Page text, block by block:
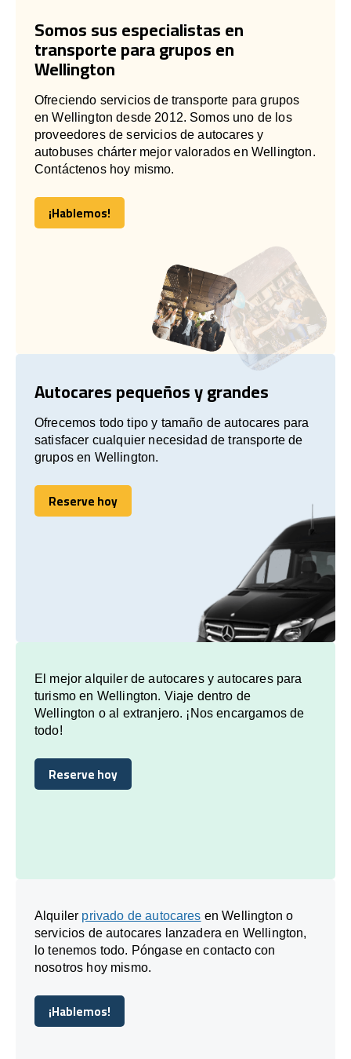
Somos sus especialistas en
transporte para grupos en
Wellington
Ofreciendo servicios de transporte para grupos
en Wellington desde 2012. Somos uno de los
proveedores de servicios de autocares y
autobuses chárter mejor valorados en Wellington.
Contáctenos hoy mismo.
¡Hablemos!
¡Hablemos!
Autocares pequeños y grandes
Ofrecemos todo tipo y tamaño de autocares para
satisfacer cualquier necesidad de transporte de
grupos en Wellington.
Reserve hoy
Reserve hoy
El mejor alquiler de autocares y autocares para
turismo en Wellington. Viaje dentro de
Wellington o al extranjero. ¡Nos encargamos de
todo!
Reserve hoy
Reserve hoy
Alquiler privado de autocares en Wellington o
servicios de autocares lanzadera en Wellington,
lo tenemos todo. Póngase en contacto con
nosotros hoy mismo.
¡Hablemos!
¡Hablemos!